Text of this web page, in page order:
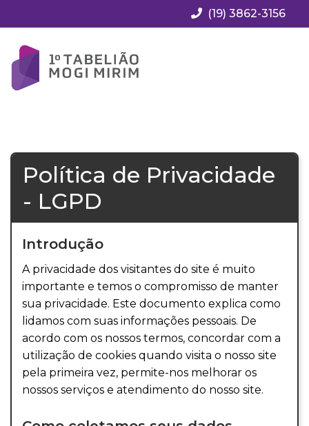
(19) 3862-3156
Política de Privacidade
- LGPD
Introdução
A privacidade dos visitantes do site é muito
importante e temos o compromisso de manter
sua privacidade. Este documento explica como
lidamos com suas informações pessoais. De
acordo com os nossos termos, concordar com a
utilização de cookies quando visita o nosso site
pela primeira vez, permite-nos melhorar os
nossos serviços e atendimento do nosso site.